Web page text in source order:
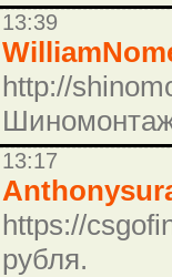
13:39
http://
13:17
https://
рубля.